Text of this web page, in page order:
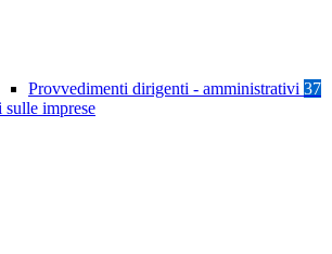
Provvedimenti dirigenti - amministrativi 37
imprese